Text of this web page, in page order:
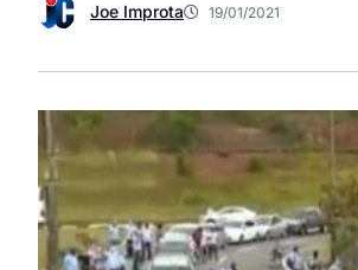
Joe Improta 19/01/2021